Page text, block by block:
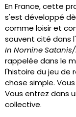
En France, cette
s'est développé
comme loisir et
souvent cité dans
In Nomine
rappelée dans le
l'histoire du jeu de
chose simple.
Vous entrez dans
collective.